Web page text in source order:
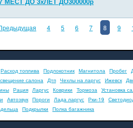
4 5 6 7 8 9
Расход топлива Подлокотник Магнитола Пробег
салона Дтп Чехлы на ларгус Ижевск
Рация Ларгус Коврики Тормоза Установка
Автозвук Пороги Лада ларгус Рки-19
Подкрылки Полка багажника